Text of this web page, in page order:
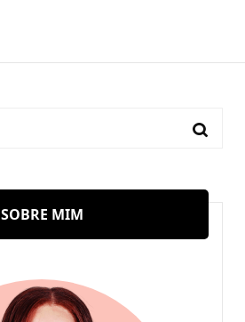
SOBRE MIM